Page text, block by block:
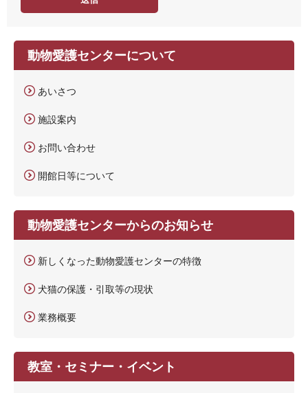
動物愛護センターについて
あいさつ
施設案内
お問い合わせ
開館日等について
動物愛護センターからのお知らせ
新しくなった動物愛護センターの特徴
犬猫の保護・引取等の現状
業務概要
教室・セミナー・イベント